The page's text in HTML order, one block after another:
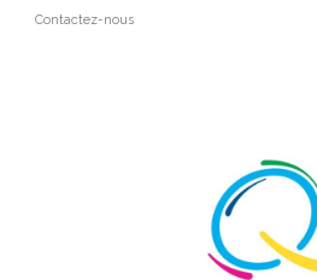
Contactez-nous